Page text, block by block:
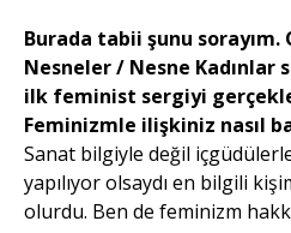
Burada tabii şunu sorayım.
Nesneler / Nesne Kadınlar
ilk feminist sergiyi
Feminizmle ilişkiniz nasıl
Sanat bilgiyle değil
yapılıyor olsaydı en bilgili
olurdu. Ben de feminizm